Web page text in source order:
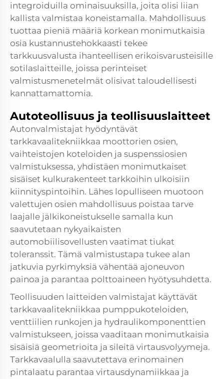
integroiduilla ominaisuuksilla, joita olisi liian
kallista valmistaa koneistamalla. Mahdollisuus
tuottaa pieniä määriä korkean monimutkaisia
osia kustannustehokkaasti tekee
tarkkuusvalusta ihanteellisen erikoisvarusteisille
sotilaslaitteille, joissa perinteiset
valmistusmenetelmät olisivat taloudellisesti
kannattamattomia.
Autoteollisuus ja teollisuuslaitteet
Autonvalmistajat hyödyntävät
tarkkavaalitekniikkaa moottorien osien,
vaihteistojen koteloiden ja suspenssiosien
valmistuksessa, yhdistäen monimutkaiset
sisäiset kulkurakenteet tarkkoihin ulkoisiin
kiinnityspintoihin. Lähes lopulliseen muotoon
valettujen osien mahdollisuus poistaa tarve
laajalle jälkikoneistukselle samalla kun
saavutetaan nykyaikaisten
automobiilisovellusten vaatimat tiukat
toleranssit. Tämä valmistustapa tukee alan
jatkuvia pyrkimyksiä vähentää ajoneuvon
painoa ja parantaa polttoaineen hyötysuhdetta.
Teollisuuden laitteiden valmistajat käyttävät
tarkkavaalitekniikkaa pumppukoteloiden,
venttiilien runkojen ja hydraulikomponenttien
valmistukseen, joissa vaaditaan monimutkaisia
sisäisiä geometrioita ja sileitä virtausvolyymeja.
Tarkkavaalulla saavutettava erinomainen
pintalaatu parantaa virtausdynamiikkaa ja